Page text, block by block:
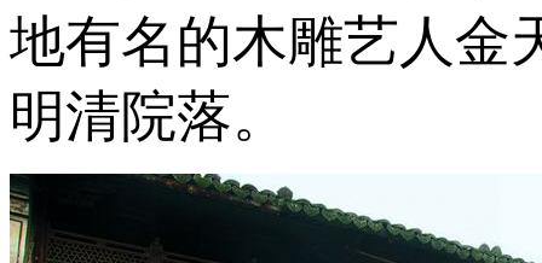
地有名的木雕艺人金
明清院落。